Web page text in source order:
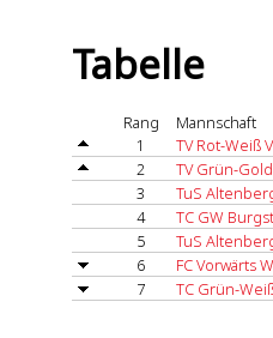
Tabelle
Rang
Mannschaft
1
TV Rot-Weiß
2
TV Grün-
3
TuS
4
TC GW
5
TuS
6
FC Vorwärts
7
TC Grün-